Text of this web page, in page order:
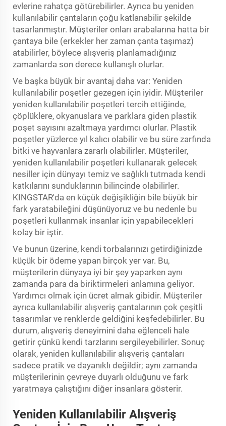
evlerine rahatça götürebilirler. Ayrıca bu yeniden
kullanılabilir çantaların çoğu katlanabilir şekilde
tasarlanmıştır. Müşteriler onları arabalarına hatta bir
çantaya bile (erkekler her zaman çanta taşımaz)
atabilirler, böylece alışveriş planlamadığınız
zamanlarda son derece kullanışlı olurlar.
Ve başka büyük bir avantaj daha var: Yeniden
kullanılabilir poşetler gezegen için iyidir. Müşteriler
yeniden kullanılabilir poşetleri tercih ettiğinde,
çöplüklere, okyanuslara ve parklara giden plastik
poşet sayısını azaltmaya yardımcı olurlar. Plastik
poşetler yüzlerce yıl kalıcı olabilir ve bu süre zarfında
bitki ve hayvanlara zararlı olabilirler. Müşteriler,
yeniden kullanılabilir poşetleri kullanarak gelecek
nesiller için dünyayı temiz ve sağlıklı tutmada kendi
katkılarını sunduklarının bilincinde olabilirler.
KINGSTAR'da en küçük değişikliğin bile büyük bir
fark yaratabileğini düşünüyoruz ve bu nedenle bu
poşetleri kullanmak insanlar için yapabilecekleri
kolay bir iştir.
Ve bunun üzerine, kendi torbalarınızı getirdiğinizde
küçük bir ödeme yapan birçok yer var. Bu,
müşterilerin dünyaya iyi bir şey yaparken aynı
zamanda para da biriktirmeleri anlamına geliyor.
Yardımcı olmak için ücret almak gibidir. Müşteriler
ayrıca kullanılabilir alışveriş çantalarının çok çeşitli
tasarımlar ve renklerde geldiğini keşfedebilirler. Bu
durum, alışveriş deneyimini daha eğlenceli hale
getirir çünkü kendi tarzlarını sergileyebilirler. Sonuç
olarak, yeniden kullanılabilir alışveriş çantaları
sadece pratik ve dayanıklı değildir; aynı zamanda
müşterilerinin çevreye duyarlı olduğunu ve fark
yaratmaya çalıştığını diğer insanlara gösterir.
Yeniden Kullanılabilir Alışveriş